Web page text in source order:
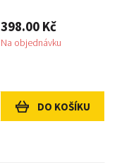
398.00 Kč
Na objednávku
DO KOŠÍKU